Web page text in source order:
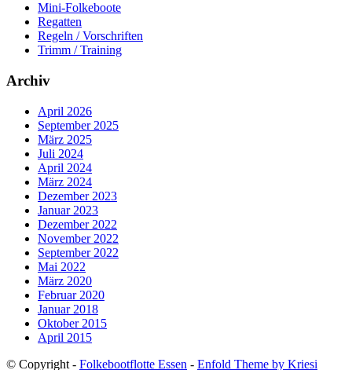
Mini-Folkeboote
Regatten
Regeln / Vorschriften
Trimm / Training
Archiv
April 2026
September 2025
März 2025
Juli 2024
April 2024
März 2024
Dezember 2023
Januar 2023
Dezember 2022
November 2022
September 2022
Mai 2022
März 2020
Februar 2020
Januar 2018
Oktober 2015
April 2015
© Copyright - Folkebootflotte Essen - Enfold Theme by Kriesi